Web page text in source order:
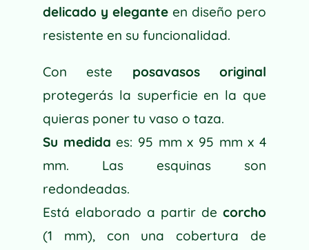
delicado y eleganteen diseño pero
resistente en su funcionalidad.
Con este posavasos original
protegerás la superficie en la que
quieras poner tu vaso o taza.
Su medida es: 95 mm x 95 mm x 4
mm. Las esquinas son
redondeadas.
Está elaborado a partir decorcho
(1 mm), con una cobertura de